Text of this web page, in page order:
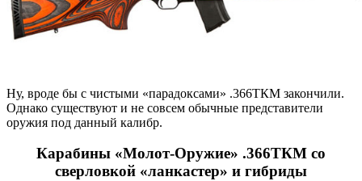
Ну, вроде бы с чистыми «парадоксами» .366ТКМ закончили.
Однако существуют и не совсем обычные представители
оружия под данный калибр.
Карабины «Молот-Оружие» .366ТКМ со
сверловкой «ланкастер» и гибриды